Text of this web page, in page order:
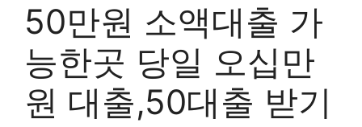
50만원 소액대출 가
능한곳 당일 오십만
원 대출,50대출 받기